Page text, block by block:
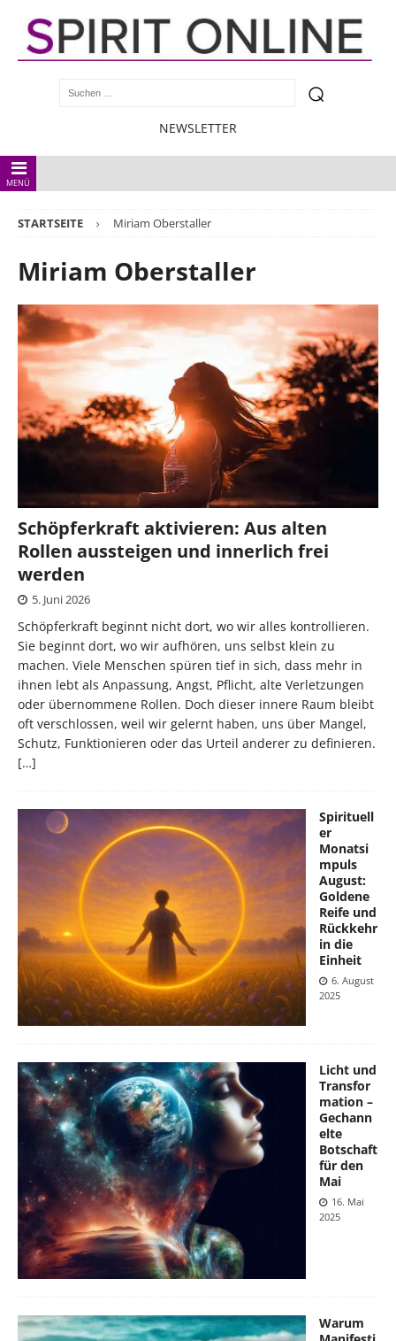
NEWSLETTER
MENÜ
STARTSEITE Miriam Oberstaller
Miriam Oberstaller
Schöpferkraft aktivieren: Aus alten
Rollen aussteigen und innerlich frei
werden
5. Juni 2026
Schöpferkraft beginnt nicht dort, wo wir alles kontrollieren.
Sie beginnt dort, wo wir aufhören, uns selbst klein zu
machen. Viele Menschen spüren tief in sich, dass mehr in
ihnen lebt als Anpassung, Angst, Pflicht, alte Verletzungen
oder übernommene Rollen. Doch dieser innere Raum bleibt
oft verschlossen, weil wir gelernt haben, uns über Mangel,
Schutz, Funktionieren oder das Urteil anderer zu definieren.
[…]
Spirituell
er
Monatsi
mpuls
August:
Goldene
Reife und
Rückkehr
in die
Einheit
6. August
2025
Licht und
Transfor
mation –
Gechann
elte
Botschaft
für den
Mai
16. Mai
2025
Warum